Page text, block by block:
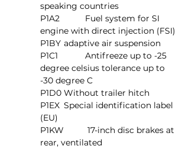
speaking countries
P1A2	         Fuel system for SI
engine with direct injection (FSI)
P1BY	adaptive air suspension
P1C1	         Antifreeze up to -25
degree celsius tolerance up to
-30 degree C
P1D0	Without trailer hitch
P1EX	Special identification label
(EU)
P1KW	17-inch disc brakes at
rear, ventilated